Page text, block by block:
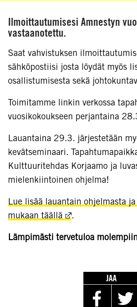
Ilmoittautumisesi Amnestyn
vastaanotettu.
Saat vahvistuksen
sähköpostiisi josta löydät myös
osallistumisesta sekä
Toimitamme linkin verkossa
vuosikokoukseen perjantaina
Lauantaina 29.3. järjestetään
kevätseminaari.
Kulttuuritehdas Korjaamo ja
mielenkiintoinen ohjelma!
Lue lisää lauantain ohjelmasta
mukaan täällä
.
Lämpimästi tervetuloa
JAA